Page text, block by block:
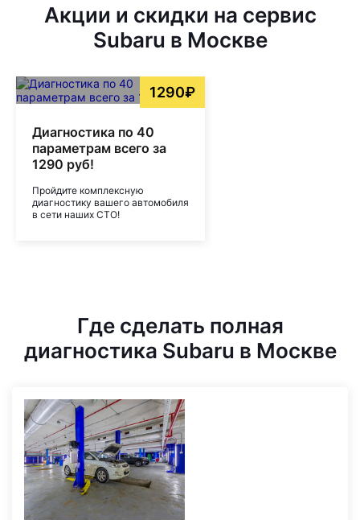
Акции и скидки на сервис
Subaru в Москве
1290₽
Диагностика по 40
параметрам всего за
1290 руб!
Пройдите комплексную
диагностику вашего автомобиля
в сети наших СТО!
Где сделать полная
диагностика Subaru в Москве